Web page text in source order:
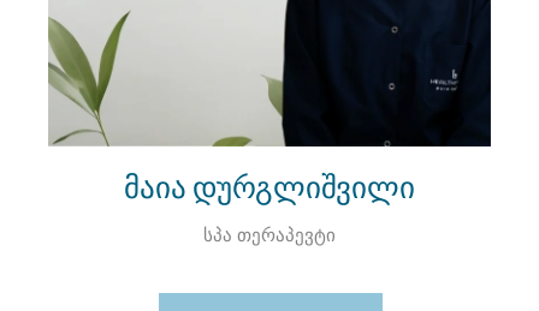
მაია დურგლიშვილი
სპა თერაპევტი